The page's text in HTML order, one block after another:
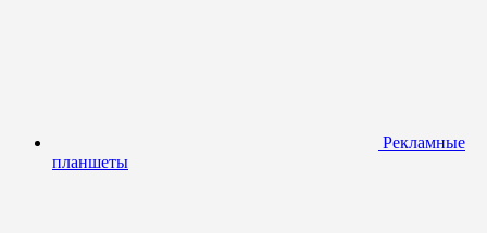
Рекламные
планшеты